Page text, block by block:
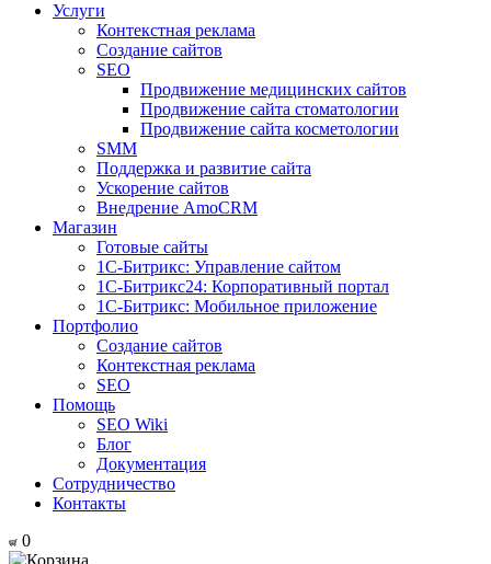
Услуги
Контекстная реклама
Создание сайтов
SEO
Продвижение медицинских сайтов
Продвижение сайта стоматологии
Продвижение сайта косметологии
SMM
Поддержка и развитие сайта
Ускорение сайтов
Внедрение AmoCRM
Магазин
Готовые сайты
1С-Битрикс: Управление сайтом
1С-Битрикс24: Корпоративный портал
1С-Битрикс: Мобильное приложение
Портфолио
Создание сайтов
Контекстная реклама
SEO
Помощь
SEO Wiki
Блог
Документация
Сотрудничество
Контакты
0